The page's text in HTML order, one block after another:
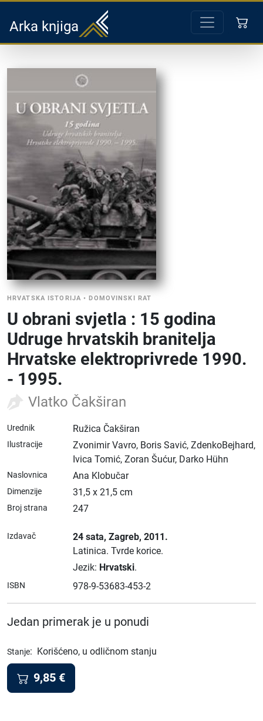
Arka knjiga
HRVATSKA ISTORIJA •DOMOVINSKI RAT
U obrani svjetla : 15 godina
Udruge hrvatskih branitelja
Hrvatske elektroprivrede 1990.
- 1995.
Vlatko Čakširan
Urednik Ružica Čakširan
Ilustracije
Zvonimir Vavro, Boris Savić, ZdenkoBejhard,
Ivica Tomić, Zoran Šućur, Darko Hühn
Naslovnica Ana Klobučar
Dimenzije 31,5 x 21,5 cm
Broj strana 247
Izdavač 24 sata, Zagreb, 2011.
Latinica. Tvrde korice.
Jezik: Hrvatski.
ISBN 978-9-53683-453-2
Jedan primerak je u ponudi
Stanje: Korišćeno, u odličnom stanju
9,85 €